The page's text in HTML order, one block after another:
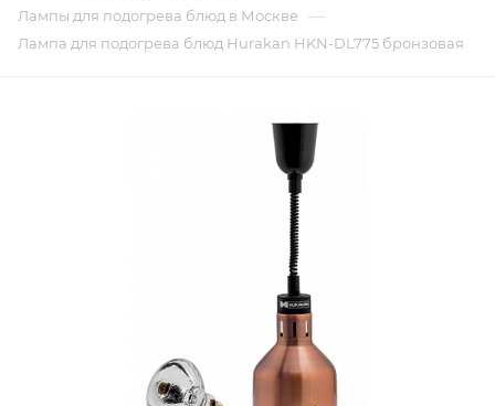
Лампы для подогрева блюд в Москве —
Лампа для подогрева блюд Hurakan HKN-DL775 бронзовая